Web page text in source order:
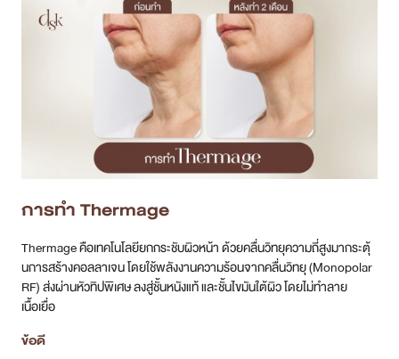
การทำ Thermage
Thermage คือเทคโนโลยียกกระชับผิวหน้า ด้วยคลื่นวิทยุความถี่สูงมากระตุ้
นการสร้างคอลลาเจน โดยใช้พลังงานความร้อนจากคลื่นวิทยุ (Monopolar
RF) ส่งผ่านหัวทิปพิเศษ ลงสู่ชั้นหนังแท้ และชั้นไขมันใต้ผิว โดยไม่ทำลาย
เนื้อเยื่อ
ข้อดี